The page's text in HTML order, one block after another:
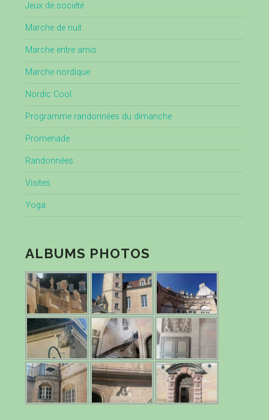
Jeux de société
Marche de nuit
Marche entre amis
Marche nordique
Nordic Cool
Programme randonnées du dimanche
Promenade
Randonnées
Visites
Yoga
ALBUMS PHOTOS